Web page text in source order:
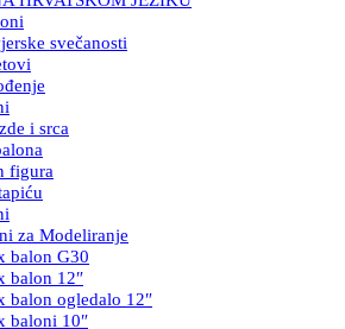
svečanosti
i srca
figura
za Modeliranje
balon G30
balon 12″
balon ogledalo 12″
baloni 10″